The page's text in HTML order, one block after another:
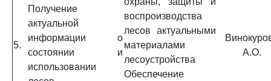
5.
Получение
актуальной
информации о
состоянии и
использовании
воспроизводства
лесов актуальными
материалами
лесоустройства
Обеспечение
А.О.